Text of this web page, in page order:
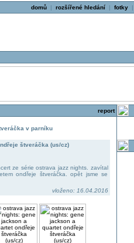
domů| rozšířené hledání| fotky|
report
v parníku
štveráčka (us/cz)
ze série ostrava jazz nights. zavítal
ondřeje štveráčka. opět jsme se
vloženo: 16.04.2016